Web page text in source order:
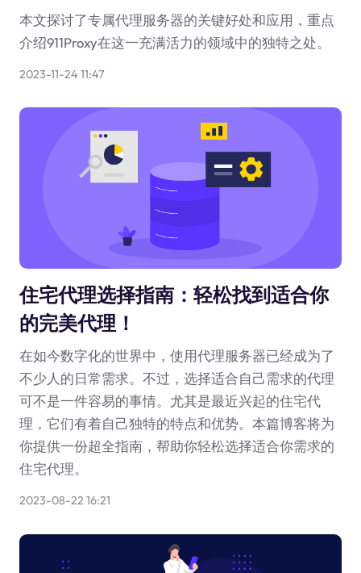
本文探讨了专属代理服务器的关键好处和应用，重点
介绍911Proxy在这一充满活力的领域中的独特之处。
2023-11-24 11:47
住宅代理选择指南：轻松找到适合你
的完美代理！
在如今数字化的世界中，使用代理服务器已经成为了
不少人的日常需求。不过，选择适合自己需求的代理
可不是一件容易的事情。尤其是最近兴起的住宅代
理，它们有着自己独特的特点和优势。本篇博客将为
你提供一份超全指南，帮助你轻松选择适合你需求的
住宅代理。
2023-08-22 16:21